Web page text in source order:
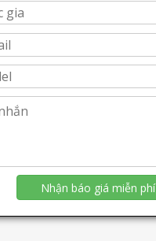
Nhận báo giá miễn phí